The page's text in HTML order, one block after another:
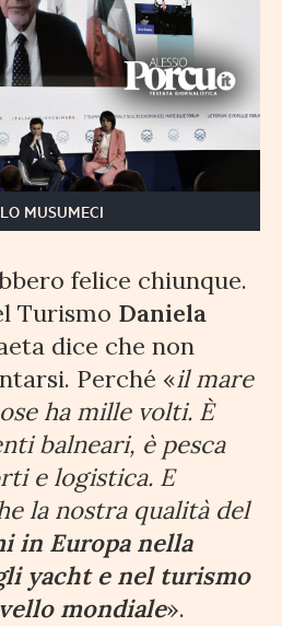
MUSUMECI
felice chiunque.
Turismo Daniela
dice che non
Perché «il mare
ha mille volti. È
balneari, è pesca
e logistica. E
la nostra qualità del
in Europa nella
yacht e nel turismo
mondiale».